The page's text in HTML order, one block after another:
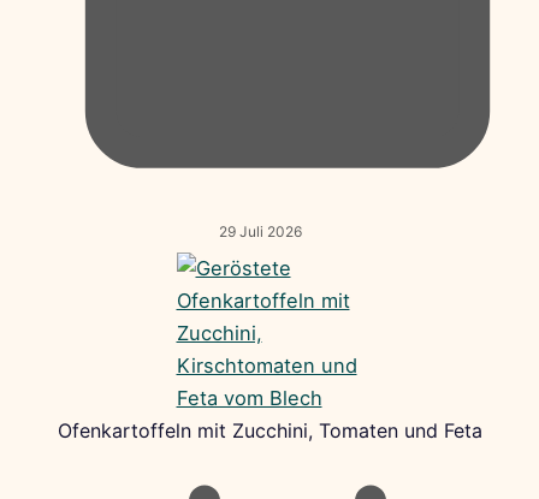
29 Juli 2026
Ofenkartoffeln mit Zucchini, Tomaten und Feta